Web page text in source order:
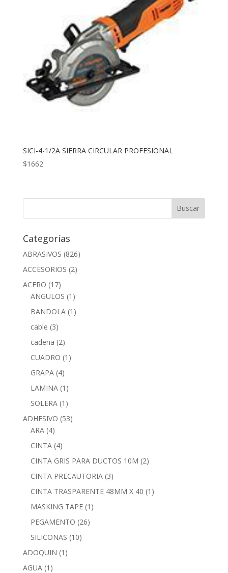
SICI-4-1/2A SIERRA CIRCULAR PROFESIONAL
$1662
Categorías
ABRASIVOS (826)
ACCESORIOS (2)
ACERO (17)
ANGULOS (1)
BANDOLA (1)
cable (3)
cadena (2)
CUADRO (1)
GRAPA (4)
LAMINA (1)
SOLERA (1)
ADHESIVO (53)
ARA (4)
CINTA (4)
CINTA GRIS PARA DUCTOS 10M (2)
CINTA PRECAUTORIA (3)
CINTA TRASPARENTE 48MM X 40 (1)
MASKING TAPE (1)
PEGAMENTO (26)
SILICONAS (10)
ADOQUIN (1)
AGUA (1)